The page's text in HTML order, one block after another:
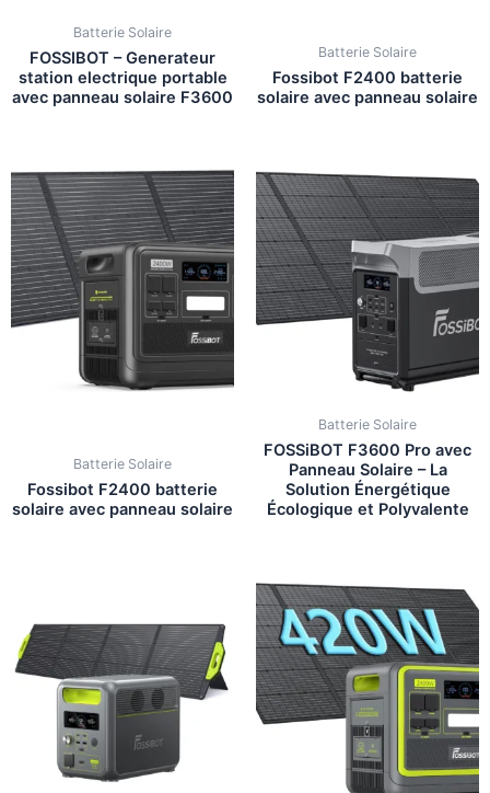
Batterie Solaire
FOSSIBOT – Generateur
station electrique portable
avec panneau solaire F3600
Batterie Solaire
Fossibot F2400 batterie
solaire avec panneau solaire
Batterie Solaire
Fossibot F2400 batterie
solaire avec panneau solaire
Batterie Solaire
FOSSiBOT F3600 Pro avec
Panneau Solaire – La
Solution Énergétique
Écologique et Polyvalente